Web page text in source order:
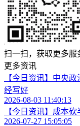
扫一扫，获取更多服
更多资讯
【今日资讯】中央
经写好
2026-08-03 11:40:13
【今日资讯】成本
2026-07-27 15:05:05